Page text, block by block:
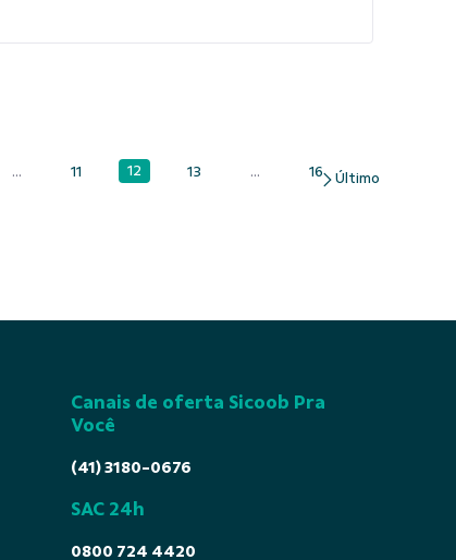
...Páginas intermediárias Usar ABA para navegar.
Página
11 Página
12 Página
13 ...Páginas intermediárias Usar
Página
16
Canais de oferta Sicoob Pra
Você
(41) 3180-0676
SAC 24h
0800 724 4420